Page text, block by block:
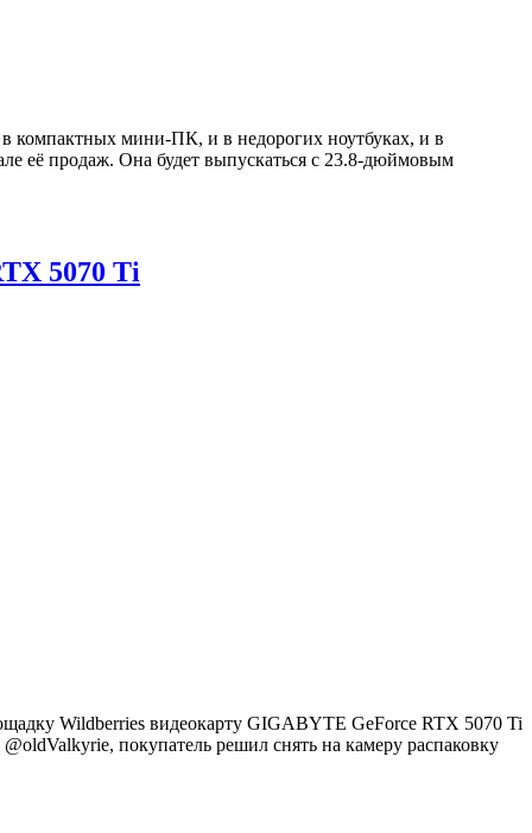
компактных мини-ПК, и в недорогих ноутбуках, и в
её продаж. Она будет выпускаться с 23.8-дюймовым
5070 Ti
Wildberries видеокарту GIGABYTE GeForce RTX 5070 Ti
покупатель решил снять на камеру распаковку